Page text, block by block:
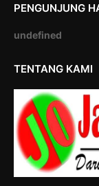
PENGUNJUNG
undefined
TENTANG KAMI